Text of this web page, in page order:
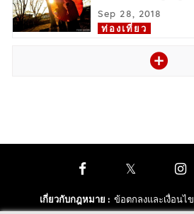
ท่องเที่ยว
Sep 28, 2018
เกี่ยวกับกฎหมาย : ข้อตกลงและเงื่อนไข